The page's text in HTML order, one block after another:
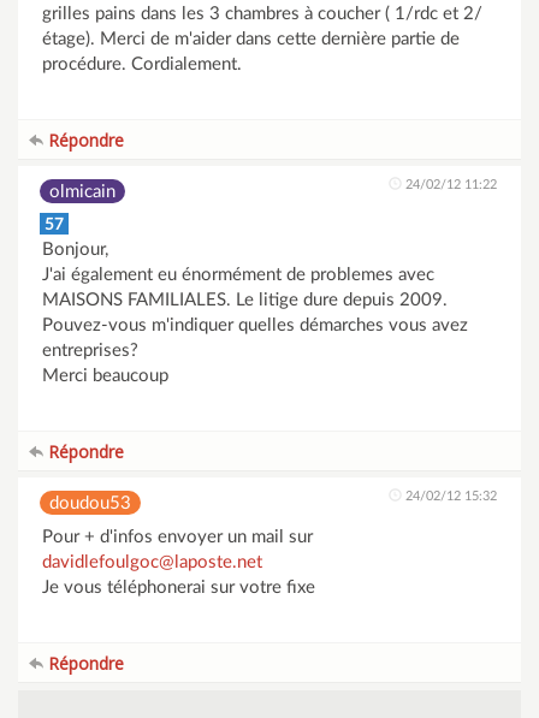
grilles pains dans les 3 chambres à coucher ( 1/rdc et 2/
étage). Merci de m'aider dans cette dernière partie de
procédure. Cordialement.
Répondre
olmicain 24/02/12 11:22
57
Bonjour,
J'ai également eu énormément de problemes avec
MAISONS FAMILIALES. Le litige dure depuis 2009.
Pouvez-vous m'indiquer quelles démarches vous avez
entreprises?
Merci beaucoup
Répondre
doudou53 24/02/12 15:32
Pour + d'infos envoyer un mail sur
davidlefoulgoc@laposte.net
Je vous téléphonerai sur votre fixe
Répondre